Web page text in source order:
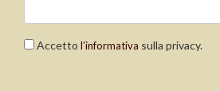
Accetto l’informativa sulla privacy.